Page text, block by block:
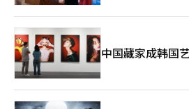
中国藏家成韩国